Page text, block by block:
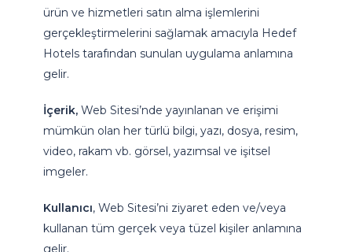
ürün ve hizmetleri satın alma işlemlerini
gerçekleştirmelerini sağlamak amacıyla Hedef
Hotels tarafından sunulan uygulama anlamına
gelir.
İçerik, Web Sitesi’nde yayınlanan ve erişimi
mümkün olan her türlü bilgi, yazı, dosya, resim,
video, rakam vb. görsel, yazımsal ve işitsel
imgeler.
Kullanıcı, Web Sitesi’ni ziyaret eden ve/veya
kullanan tüm gerçek veya tüzel kişiler anlamına
gelir.